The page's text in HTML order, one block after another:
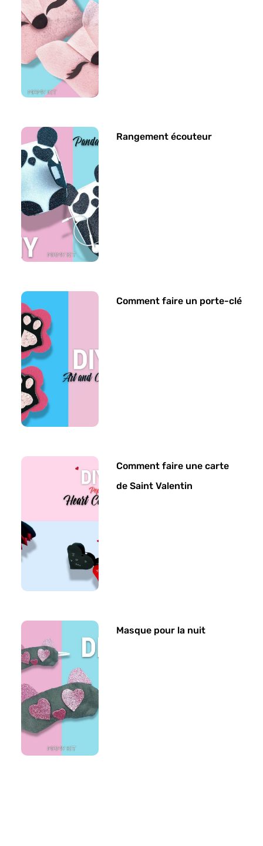
Rangement écouteur
Comment faire un porte-clé
Comment faire une carte
de Saint Valentin
Masque pour la nuit